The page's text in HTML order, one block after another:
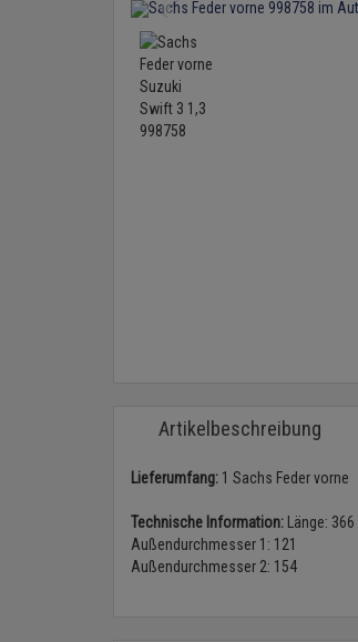
Artikelbeschreibung
Lieferumfang: 1 Sachs Feder vorne
Technische Information: Länge: 366
Außendurchmesser 1: 121
Außendurchmesser 2: 154